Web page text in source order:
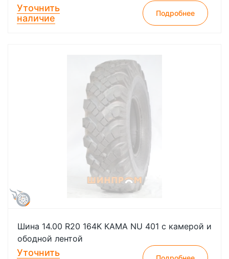
Уточнить
наличие
Подробнее
Шина 14.00 R20 164K КАМА NU 401 с камерой и
ободной лентой
Уточнить